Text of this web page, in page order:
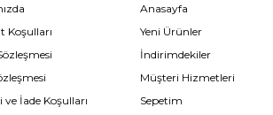
Koşulları
İade Koşulları
Anasayfa
Yeni Ürünler
İndirimdekiler
Müşteri Hizmetleri
Sepetim